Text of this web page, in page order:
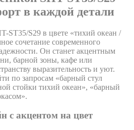
в каждой детали
ST35/S29 в цвете «тихий океан /
сочетание современного
Он станет акцентным
барной зоны, кафе или
выразительность и уют.
по запросам «барный стул
стойки тихий океан», «барный
с акцентом на цвет